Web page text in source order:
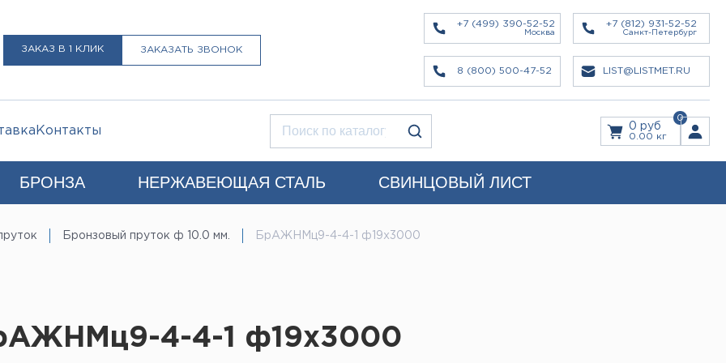
ЗАКАЗ В 1 КЛИК ЗАКАЗАТЬ ЗВОНОК
+7 (499) 390-52-52
Москва
+7 (812) 931-52-52
Санкт-Петербург
8 (800) 500-47-52 LIST@LISTMET.RU
Контакты
0
0 руб
0.00 кг
БРОНЗА НЕРЖАВЕЮЩАЯ СТАЛЬ СВИНЦОВЫЙ ЛИСТ
Бронзовый пруток ф 10.0 мм. БрАЖНМц9-4-4-1 ф19х3000
4-4-1 ф19х3000